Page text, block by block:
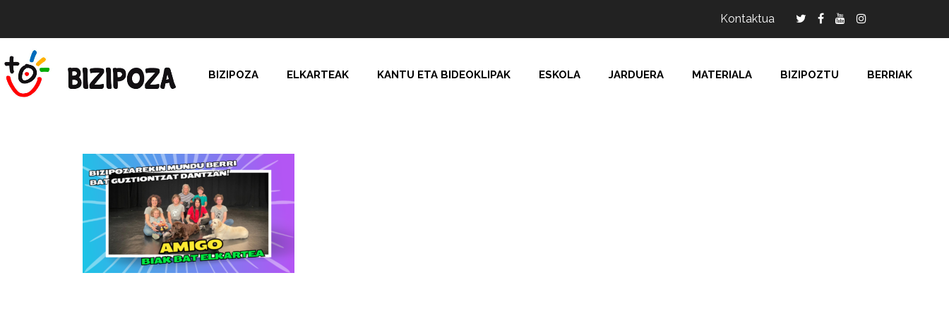
Kontaktua
BIZIPOZA ELKARTEAK KANTU ETA BIDEOKLIPAK ESKOLA JARDUERA MATERIALA BIZIPOZTU BERRIAK